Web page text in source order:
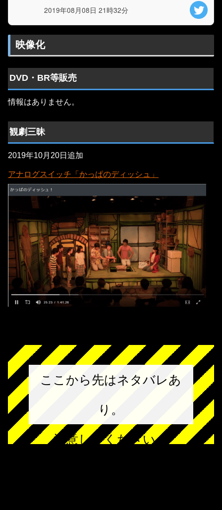
2019年08月08日 21時32分
映像化
DVD・BR等販売
情報はありません。
観劇三昧
2019年10月20日追加
アナログスイッチ「かっぱのディッシュ」
ここから先はネタバレあ
り。
注意してください。